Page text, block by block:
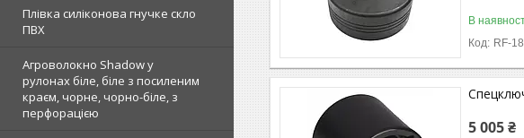
Плівка силіконова гнучке скло
ПВХ
Агроволокно Shadow у
рулонах біле, біле з посиленим
краєм, чорне, чорно-біле, з
перфорацією
В
RF-
5 005 ₴